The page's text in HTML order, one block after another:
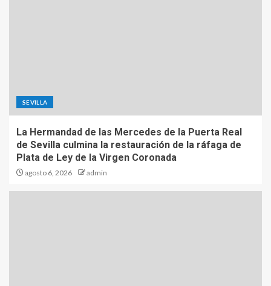
SEVILLA
La Hermandad de las Mercedes de la Puerta Real
de Sevilla culmina la restauración de la ráfaga de
Plata de Ley de la Virgen Coronada
agosto 6, 2026 admin